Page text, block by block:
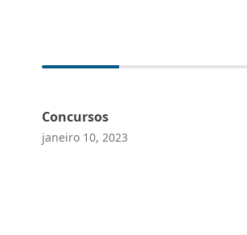
Concursos
janeiro 10, 2023